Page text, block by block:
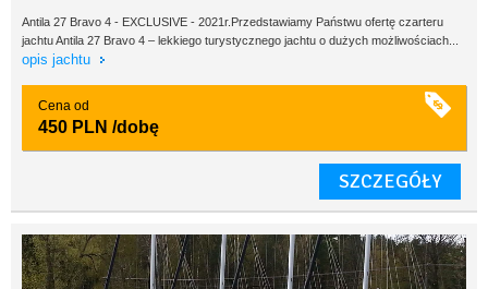
Antila 27 Bravo 4 - EXCLUSIVE - 2021r.Przedstawiamy Państwu ofertę czarteru
jachtu Antila 27 Bravo 4 – lekkiego turystycznego jachtu o dużych możliwościach...
opis jachtu
Cena od
450 PLN /dobę
SZCZEGÓŁY